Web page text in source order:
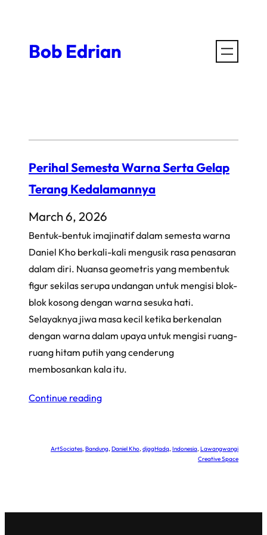
contentBob Edrian
Perihal Semesta Warna Serta Gelap
Terang Kedalamannya
March 6, 2026
Bentuk-bentuk imajinatif dalam semesta warna
Daniel Kho berkali-kali mengusik rasa penasaran
dalam diri. Nuansa geometris yang membentuk
figur sekilas serupa undangan untuk mengisi blok-
blok kosong dengan warna sesuka hati.
Selayaknya jiwa masa kecil ketika berkenalan
dengan warna dalam upaya untuk mengisi ruang-
ruang hitam putih yang cenderung
membosankan kala itu.
Continue reading
ArtSociates, Bandung, Daniel Kho, djagHadq, Indonesia, Lawangwangi
Creative Space